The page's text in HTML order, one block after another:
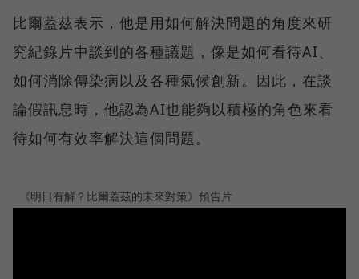
比爾蓋茲表示，他是用如何解決問題的角度來研
究紀錄片中談到的各種議題，像是如何看待AI、
如何消除傳染病以及各種氣候創新。因此，在談
論假訊息時，他認為AI也能夠以積極的角色來看
待如何有效率解決這個問題。
《明日有解？比爾蓋茲的未來對策》預告片